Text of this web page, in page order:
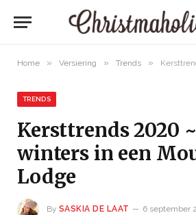
Home » Versiering » Trends » Kersttrends
TRENDS
Kersttrends 2020
winters in een
Lodge
By SASKIA DE LAAT 6 september